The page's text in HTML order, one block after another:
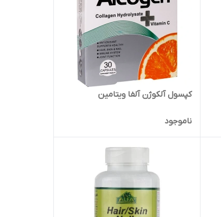
کپسول آلکوژن آلفا ویتامین
ناموجود